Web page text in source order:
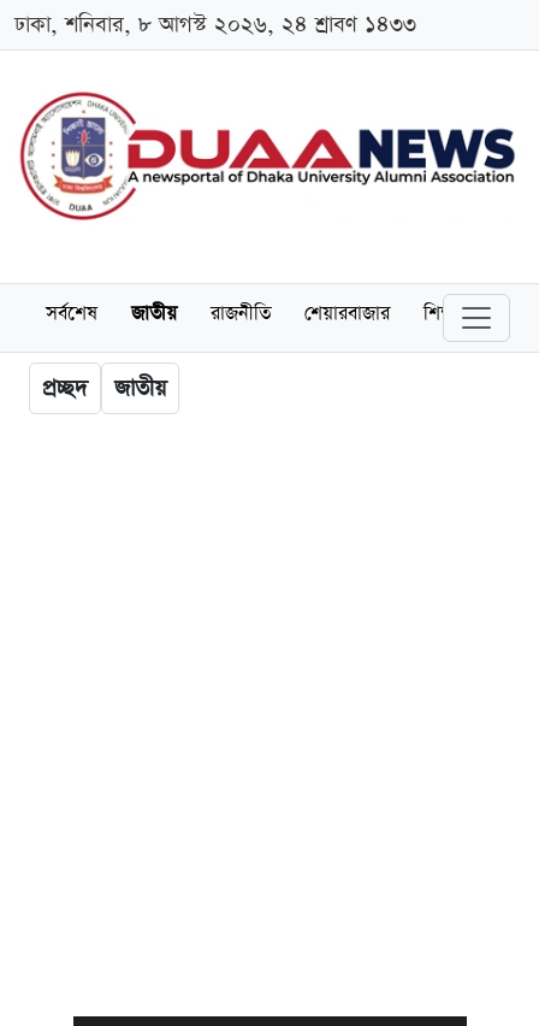
ঢাকা, শনিবার, ৮ আগস্ট ২০২৬, ২৪ শ্রাবণ ১৪৩৩
সর্বশেষ জাতীয় রাজনীতি শেয়ারবাজার শিক্ষা
প্রচ্ছদ জাতীয়